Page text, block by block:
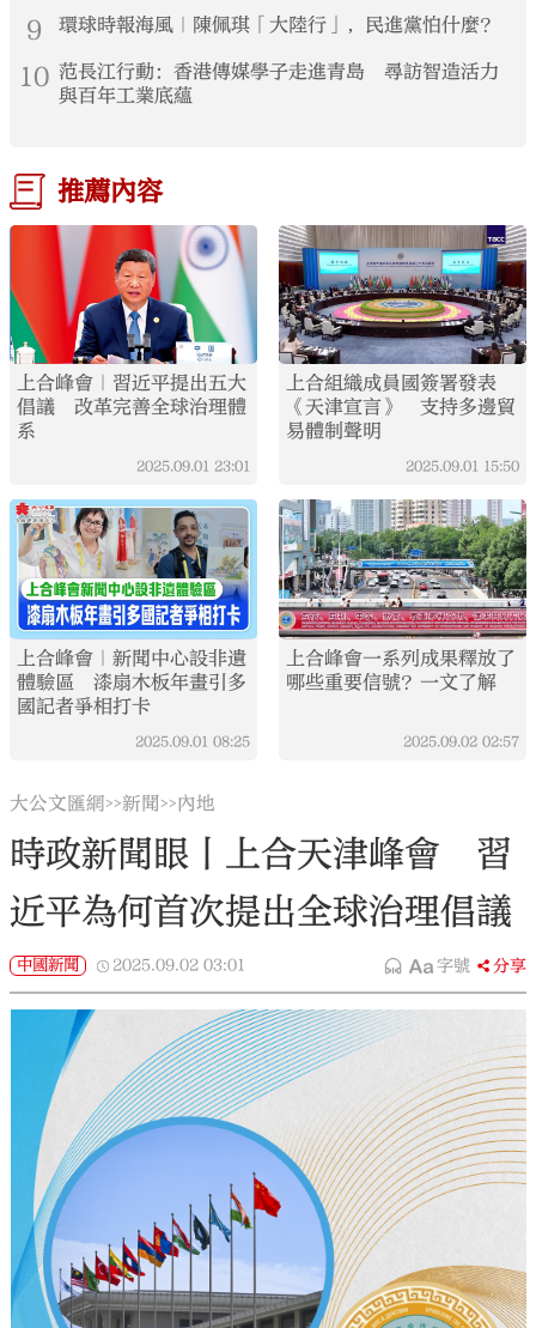
9 環球時報海風｜陳佩琪「大陸行」，民進黨怕什麼？
10 范長江行動：香港傳媒學子走進青島 尋訪智造活力
與百年工業底蘊
推薦內容
上合峰會｜習近平提出五大
倡議 改革完善全球治理體
系
2025.09.01 23:01
上合組織成員國簽署發表
《天津宣言》 支持多邊貿
易體制聲明
2025.09.01 15:50
上合峰會｜新聞中心設非遺
體驗區 漆扇木板年畫引多
國記者爭相打卡
2025.09.01 08:25
上合峰會一系列成果釋放了
哪些重要信號？一文了解
2025.09.02 02:57
大公文匯網>>新聞>>內地
時政新聞眼丨上合天津峰會 習
近平為何首次提出全球治理倡議
中國新聞 2025.09.02 03:01 字號 分享